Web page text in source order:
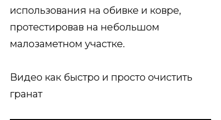
использования на обивке и ковре,
протестировав на небольшом
малозаметном участке.
Видео как быстро и просто очистить
гранат